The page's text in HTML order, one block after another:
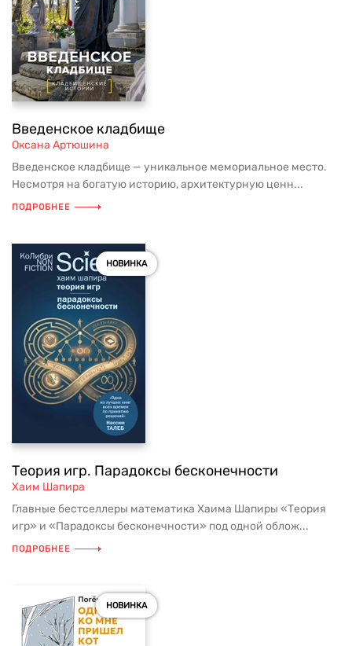
Введенское кладбище
Оксана Артюшина
Введенское кладбище — уникальное мемориальное место.
Несмотря на богатую историю, архитектурную ценн...
ПОДРОБНЕЕ
НОВИНКА
Теория игр. Парадоксы бесконечности
Хаим Шапира
Главные бестселлеры математика Хаима Шапиры «Теория
игр» и «Парадоксы бесконечности» под одной облож...
ПОДРОБНЕЕ
НОВИНКА